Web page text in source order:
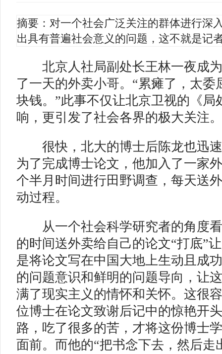
摘要：对一个社会广泛关注的群体进行深
出具有普遍社会意义的问题，这不就是记
北京人社局副处长王林一夜成
了一天的外卖小哥。“累瘫了，太委
块钱。”此事不仅让北京卫视的《局
响，更引发了社会各界的极大关注。
很快，北大的博士后陈龙也迅
为了完成博士论文，他加入了一家
个半月时间进行田野调查，每天送
动过程。
从一个社会科学研究者的角度看
的时间送外卖给自己的论文“打底”
是将论文写在中国大地上生动且成
的问题意识和鲜明的问题导向，让
满了现实主义的情怀和关怀。这很
位博士在论文致谢后记中的惊艳开
路，吃了很多的苦，才将这份博士
面前。而他的“把书念下去，然后走